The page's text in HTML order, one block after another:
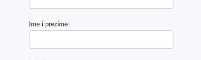
Ime i prezime: